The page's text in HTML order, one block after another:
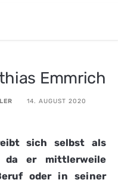
Emmrich
14. AUGUST 2020
sich selbst als
da er mittlerweile
oder in seiner